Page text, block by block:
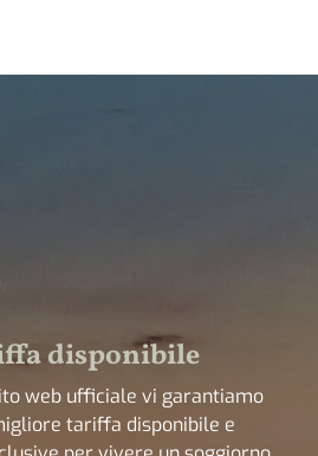
disponibile
web ufficiale vi garantiamo
tariffa disponibile e